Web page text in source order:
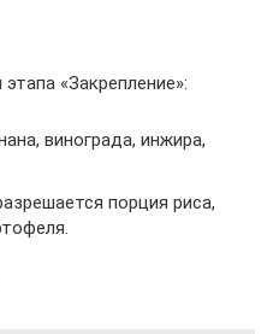
«Закрепление»:
винограда, инжира,
порция риса,